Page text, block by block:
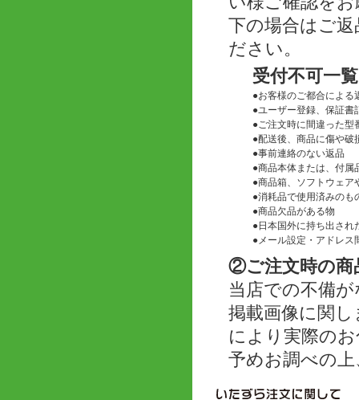
下の場合はご
ださい。
受付不可一覧
●お客様のご都合による
●ユーザー登録、保証書
●ご注文時に間違った型
●配送後、商品に傷や破
●事前連絡のない返品
●商品本体または、付属
●商品箱、ソフトウェア
●消耗品で使用済みのも
●商品欠品がある物
●日本国外に持ち出され
●メール設定・アドレ
②ご注文時の商
当店での不備
掲載画像に関
により実際の
予めお調べの